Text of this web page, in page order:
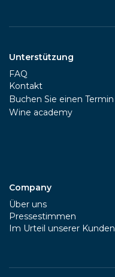
Unterstützung
FAQ
Kontakt
Buchen Sie einen Termin
Wine academy
Company
Über uns
Pressestimmen
Im Urteil unserer Kunden